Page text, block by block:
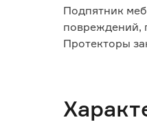
Подпятник
повреждений,
Протекторы